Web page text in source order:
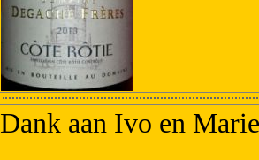
Dank aan Ivo en